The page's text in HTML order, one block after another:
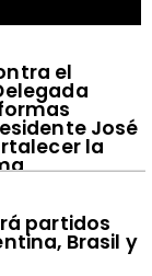
el
José
la
partidos
Brasil y